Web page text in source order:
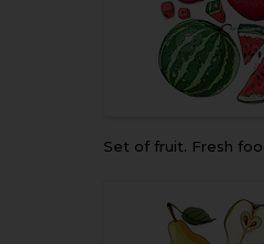
Set of fruit. Fresh food. Watermelon, cantaloupe, pomegranate, apricot, persimmon